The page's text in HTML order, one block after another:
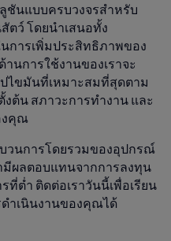
ชันแบบครบวงจรสำหรับ
ว์ โดยนำเสนอทั้ง
การเพิ่มประสิทธิภาพของ
นการใช้งานของเราจะ
ขมันที่เหมาะสมที่สุดตาม
ต้น สภาวะการทำงาน และ
งคุณ
วนการโดยรวมของอุปกรณ์
มีผลตอบแทนจากการลงทุน
ต่ำ ติดต่อเราวันนี้เพื่อเรียน
ำเนินงานของคุณได้